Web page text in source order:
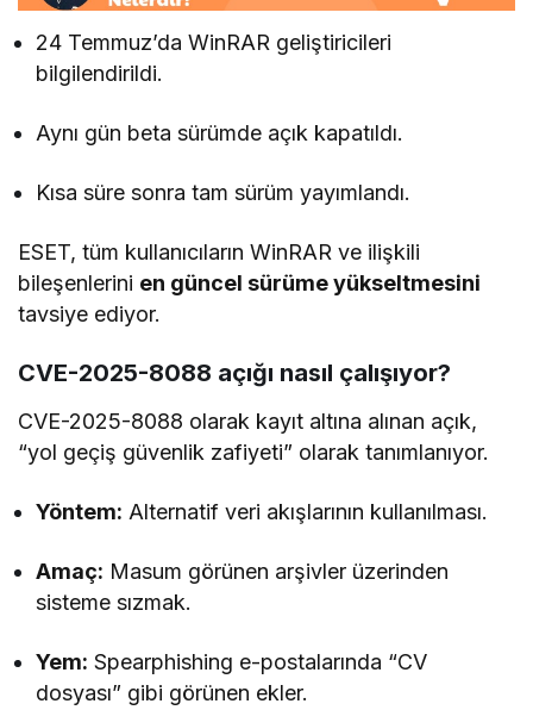
24 Temmuz’da WinRAR geliştiricileri
bilgilendirildi.
Aynı gün beta sürümde açık kapatıldı.
Kısa süre sonra tam sürüm yayımlandı.
ESET, tüm kullanıcıların WinRAR ve ilişkili
bileşenlerini en güncel sürüme yükseltmesini
tavsiye ediyor.
CVE-2025-8088 açığı nasıl çalışıyor?
CVE-2025-8088 olarak kayıt altına alınan açık,
“yol geçiş güvenlik zafiyeti” olarak tanımlanıyor.
Yöntem: Alternatif veri akışlarının kullanılması.
Amaç: Masum görünen arşivler üzerinden
sisteme sızmak.
Yem: Spearphishing e-postalarında “CV
dosyası” gibi görünen ekler.